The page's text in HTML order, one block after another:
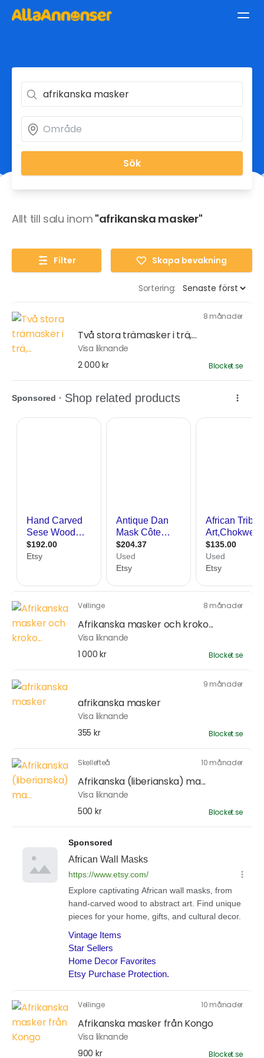
Sök
Allt till salu inom "afrikanska masker"
Filter Skapa bevakning
Sortering:
8 månader
Två stora trämasker i trä,...
Visa liknande
2 000 kr
Blocket.se
Vellinge 8 månader
Afrikanska masker och kroko...
Visa liknande
1 000 kr
Blocket.se
9 månader
afrikanska masker
Visa liknande
355 kr
Blocket.se
Skellefteå 10 månader
Afrikanska (liberianska) ma...
Visa liknande
500 kr
Blocket.se
Vellinge 10 månader
Afrikanska masker från Kongo
Visa liknande
900 kr
Blocket.se